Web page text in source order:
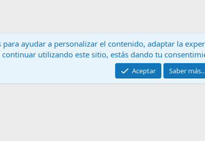
Community platform by XenForo® © 2010-
ayudar a personalizar el contenido, adaptar la
continuar utilizando este sitio, estás dando tu
Aceptar Saber